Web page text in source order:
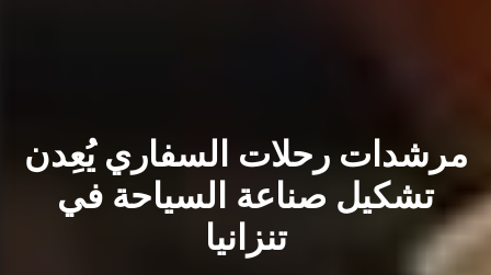
مرشدات رحلات السفاري يُعِدن
تشكيل صناعة السياحة في
تنزانيا